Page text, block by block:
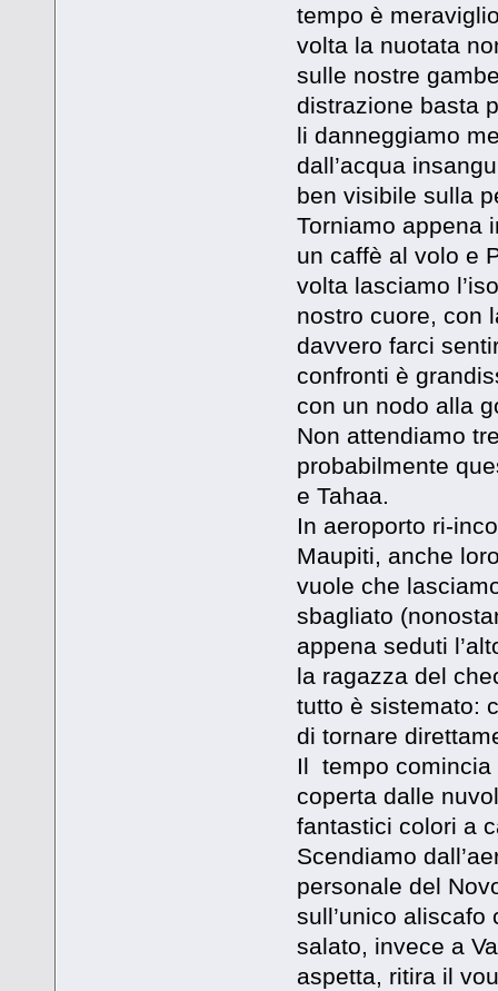
tempo è
volta la nuotata
sulle nostre
distrazione basta
li danneggiamo
dall’acqua
ben visibile sulla
Torniamo appena
un caffè al volo e
volta lasciamo
nostro cuore, con
davvero farci
confronti è
con un nodo alla
Non attendiamo
probabilmente
e Tahaa.
In aeroporto ri-
Maupiti, anche
vuole che
sbagliato
appena seduti
la ragazza del
tutto è sistemato:
di tornare
Il tempo comincia
coperta dalle
fantastici colori a
Scendiamo
personale del
sull’unico aliscafo
salato, invece a
aspetta, ritira il